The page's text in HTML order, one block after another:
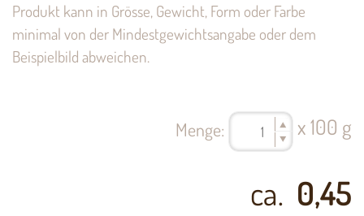
Produkt kann in Grösse, Gewicht, Form oder Farbe
minimal von der Mindestgewichtsangabe oder dem
Beispielbild abweichen.
Menge: x 100 g
ca. 0,45